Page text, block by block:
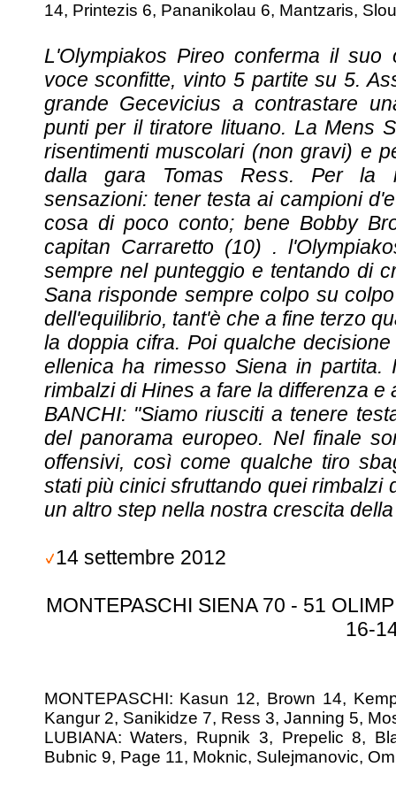
14, Printezis 6, Pananikolau 6, Mantzaris,
L'Olympiakos Pireo conferma il
voce sconfitte, vinto 5 partite su 5.
grande Gecevicius a contrastare
punti per il tiratore lituano. La Mens
risentimenti muscolari (non gravi) e
dalla gara Tomas Ress. Per la
sensazioni: tener testa ai campioni
cosa di poco conto; bene Bobby
capitan Carraretto (10) .
sempre nel punteggio e tentando di
Sana risponde sempre colpo su
dell'equilibrio, tant'è che a fine terzo
la doppia cifra. Poi qualche
ellenica ha rimesso Siena in
rimbalzi di Hines a fare la differenza
BANCHI: "Siamo riusciti a tenere
del panorama europeo. Nel finale
offensivi, così come qualche tiro
stati più cinici sfruttando quei rimbalzi
un altro step nella nostra crescita
14 settembre 2012
MONTEPASCHI SIENA 70 - 51
16-
MONTEPASCHI: Kasun 12, Brown 14,
Kangur 2, Sanikidze 7, Ress 3, Janning 5,
LUBIANA: Waters, Rupnik 3, Prepelic 8,
Bubnic 9, Page 11, Moknic, Sulejmanovic,